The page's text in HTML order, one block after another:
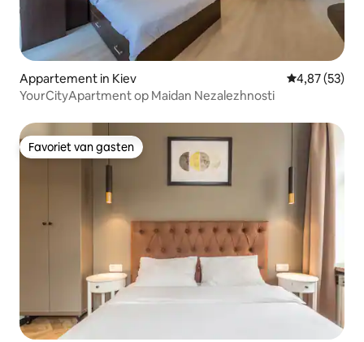
Appartement in Kiev Gemiddelde
4,87 (53)
YourCityApartment op Maidan Nezalezhnosti
Favoriet van gasten
Favoriet van gasten